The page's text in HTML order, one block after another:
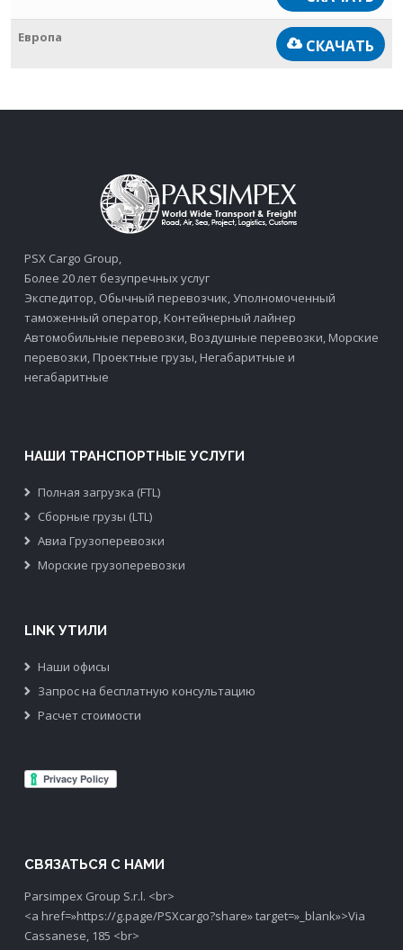
Европа СКАЧАТЬ
PSX Cargo Group,
Более 20 лет безупречных услуг
Экспедитор, Обычный перевозчик, Уполномоченный
таможенный оператор, Контейнерный лайнер
Автомобильные перевозки, Воздушные перевозки, Морские
перевозки, Проектные грузы, Негабаритные и
негабаритные
НАШИ ТРАНСПОРТНЫЕ УСЛУГИ
Полная загрузка (FTL)
Сборные грузы (LTL)
Авиа Грузоперевозки
Морские грузоперевозки
LINK УТИЛИ
Наши офисы
Запрос на бесплатную консультацию
Расчет стоимости
СВЯЗАТЬСЯ С НАМИ
Parsimpex Group S.r.l. <br>
<a href=»https://g.page/PSXcargo?share» target=»_blank»>Via
Cassanese, 185 <br>